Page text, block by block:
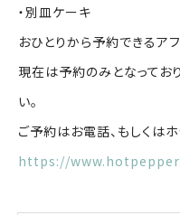
・別皿ケーキ
おひとりから予約できるアフ
現在は予約のみとなってお
い。
ご予約はお電話、もしくは
https://